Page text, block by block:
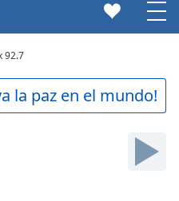
92.7
la paz en el mundo!